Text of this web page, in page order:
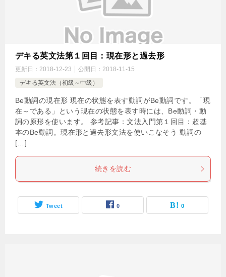
デキる英文法第１回目：現在形と過去形
更新日： 2018-12-23 公開日： 2018-11-15
デキる英文法（初級～中級）
Be動詞の現在形 現在の状態を表す動詞がBe動詞です。「現
在～である」という現在の状態を表す時には、Be動詞・動
詞の原形を使います。 参考記事：文法入門第１回目：超基
本のBe動詞。現在形と過去形文法を使いこなそう 動詞の
[…]
続きを読む
Tweet 0 0